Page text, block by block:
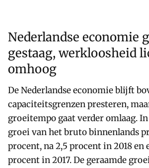
Nederlandse economie
gestaag, werkloosheid
omhoog
De Nederlandse economie blijft
capaciteitsgrenzen presteren,
groeitempo gaat verder omlaag.
groei van het bruto binnenlands
procent, na 2,5 procent in 2018 en
procent in 2017. De geraamde